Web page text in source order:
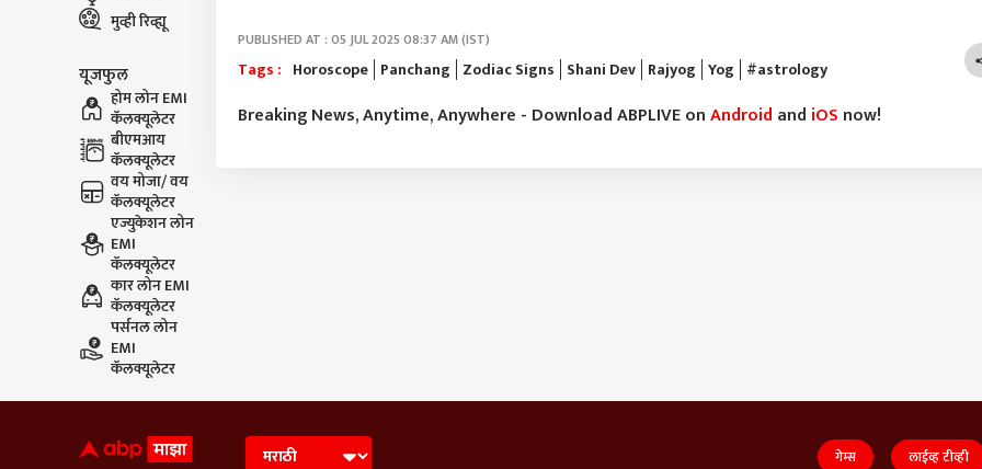
मुव्ही रिव्ह्यू
यूजफुल
होम लोन EMI
कॅलक्यूलेटर
बीएमआय
कॅलक्यूलेटर
वय मोजा/ वय
कॅलक्यूलेटर
एज्युकेशन लोन
EMI
कॅलक्यूलेटर
कार लोन EMI
कॅलक्यूलेटर
पर्सनल लोन
EMI
कॅलक्यूलेटर
PUBLISHED AT : 05 JUL 2025 08:37 AM (IST)
Tags : Horoscope Panchang Zodiac Signs Shani Dev Rajyog Yog #astrology
Breaking News, Anytime, Anywhere - Download ABPLIVE onAndroid and iOS now!
गेम्स लाईव्ह टीव्ही